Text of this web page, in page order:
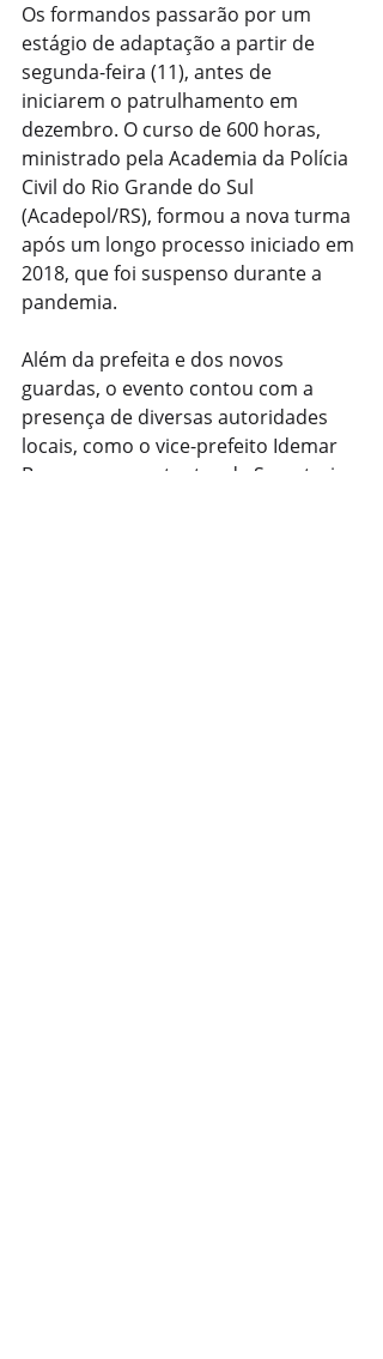
Os formandos passarão por um
estágio de adaptação a partir de
segunda-feira (11), antes de
iniciarem o patrulhamento em
dezembro. O curso de 600 horas,
ministrado pela Academia da Polícia
Civil do Rio Grande do Sul
(Acadepol/RS), formou a nova turma
após um longo processo iniciado em
2018, que foi suspenso durante a
pandemia.
Além da prefeita e dos novos
guardas, o evento contou com a
presença de diversas autoridades
locais, como o vice-prefeito Idemar
Barz e representantes da Secretaria